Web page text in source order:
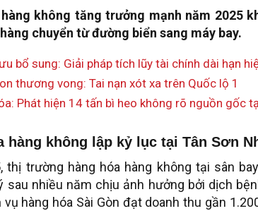
không tăng trưởng mạnh năm 2025
chuyển từ đường biển sang máy bay.
bổ sung: Giải pháp tích lũy tài chính dài hạn
thương vong: Tai nạn xót xa trên Quốc lộ 1
Phát hiện 14 tấn bì heo không rõ nguồn gốc
hàng không lập kỷ lục tại Tân Sơn
thị trường hàng hóa hàng không tại sân
sau nhiều năm chịu ảnh hưởng bởi dịch
vụ hàng hóa Sài Gòn đạt doanh thu gần